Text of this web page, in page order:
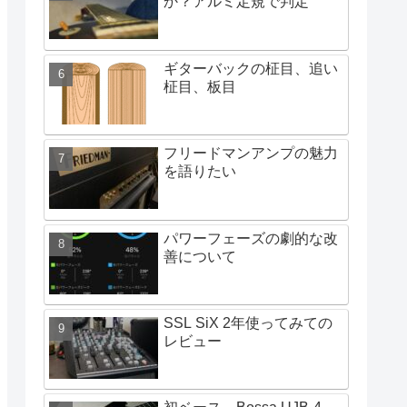
ギターバックの柾目、追い
柾目、板目
フリードマンアンプの魅力
を語りたい
パワーフェーズの劇的な改
善について
SSL SiX 2年使ってみての
レビュー